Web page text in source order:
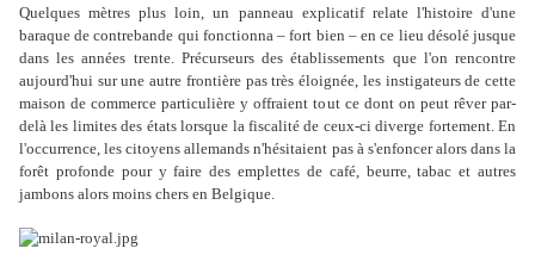
Quelques mètres plus loin, un panneau explicatif relate l'histoire d'une
baraque de contrebande qui fonctionna – fort bien – en ce lieu désolé jusque
dans les années trente. Précurseurs des établissements que l'on rencontre
aujourd'hui sur une autre frontière pas très éloignée, les instigateurs de cette
maison de commerce particulière y offraient tout ce dont on peut rêver par-
delà les limites des états lorsque la fiscalité de ceux-ci diverge fortement. En
l'occurrence, les citoyens allemands n'hésitaient pas à s'enfoncer alors dans la
forêt profonde pour y faire des emplettes de café, beurre, tabac et autres
jambons alors moins chers en Belgique.